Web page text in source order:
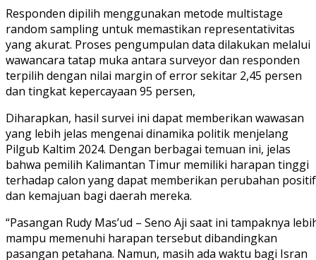
Responden dipilih menggunakan metode multistage
random sampling untuk memastikan representativitas
yang akurat. Proses pengumpulan data dilakukan melalui
wawancara tatap muka antara surveyor dan responden
terpilih dengan nilai margin of error sekitar 2,45 persen
dan tingkat kepercayaan 95 persen,
Diharapkan, hasil survei ini dapat memberikan wawasan
yang lebih jelas mengenai dinamika politik menjelang
Pilgub Kaltim 2024. Dengan berbagai temuan ini, jelas
bahwa pemilih Kalimantan Timur memiliki harapan tinggi
terhadap calon yang dapat memberikan perubahan positif
dan kemajuan bagi daerah mereka.
“Pasangan Rudy Mas’ud – Seno Aji saat ini tampaknya
mampu memenuhi harapan tersebut dibandingkan
pasangan petahana. Namun, masih ada waktu bagi Isran